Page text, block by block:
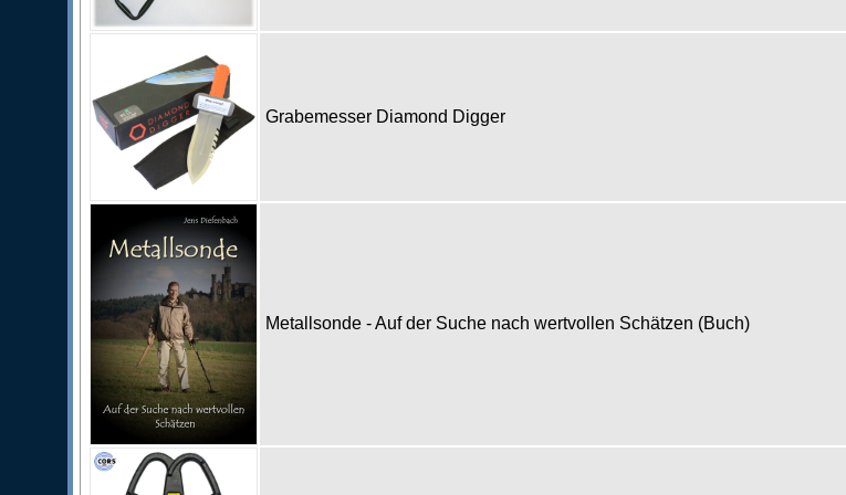
Grabemesser Diamond Digger
Metallsonde - Auf der Suche nach wertvollen Schätzen (Buch)